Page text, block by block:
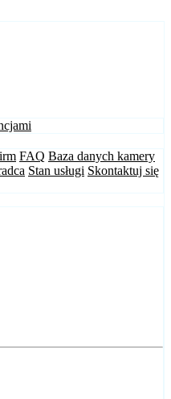
FAQ Baza danych kamery
Stan usługi Skontaktuj się